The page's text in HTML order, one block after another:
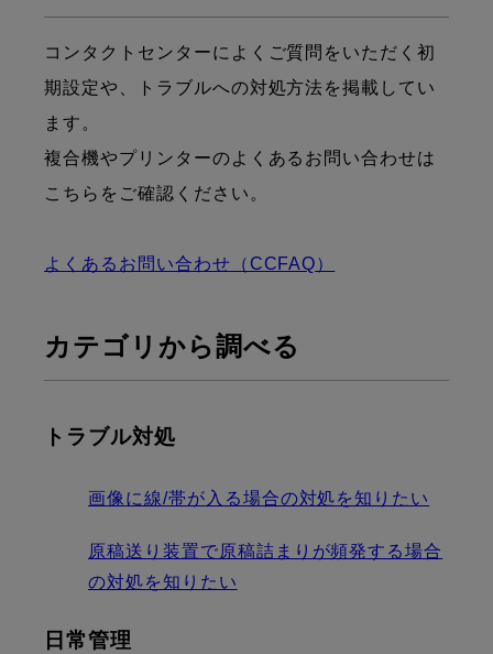
コンタクトセンターによくご質問をいただく初
期設定や、トラブルへの対処方法を掲載してい
ます。
複合機やプリンターのよくあるお問い合わせは
こちらをご確認ください。
よくあるお問い合わせ（CCFAQ）
カテゴリから調べる
トラブル対処
画像に線/帯が入る場合の対処を知りたい
原稿送り装置で原稿詰まりが頻発する場合
の対処を知りたい
日常管理